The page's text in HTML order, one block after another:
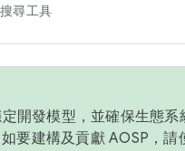
尋工具
開發模型，並確保生態
要建構及貢獻 AOSP，請